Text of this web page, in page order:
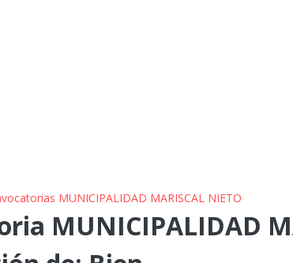
MUNICIPALIDAD MARISCAL NIETO
MUNICIPALIDAD